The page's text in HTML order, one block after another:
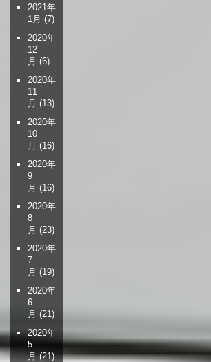
2021年
1月 (7)
2020年
12
月 (6)
2020年
11
月 (13)
2020年
10
月 (16)
2020年
9
月 (16)
2020年
8
月 (23)
2020年
7
月 (19)
2020年
6
月 (21)
2020年
5
月(21)